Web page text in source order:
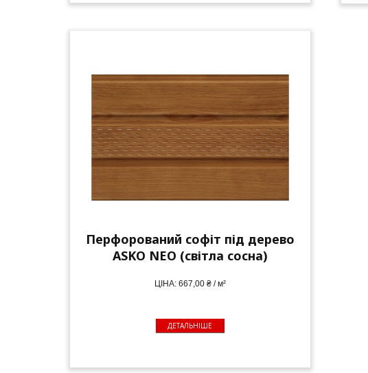
Перфорований софіт під дерево
ASKO NEO (світла сосна)
ЦІНА: 667,00 ₴ / м²
ДЕТАЛЬНІШЕ